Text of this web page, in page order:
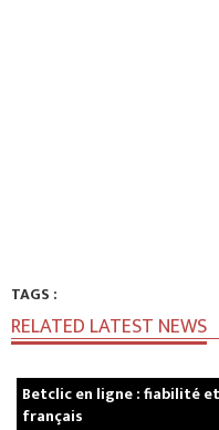
TAGS :
RELATED LATEST NEWS
Betclic en ligne : fiabilité
français